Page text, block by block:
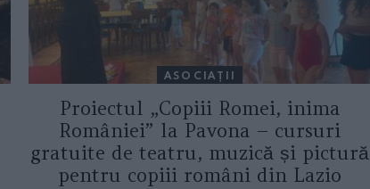
ASOCIAŢII
Proiectul „Copiii Romei, inima
României” la Pavona – cursuri
gratuite de teatru, muzică și pictură
pentru copiii români din Lazio